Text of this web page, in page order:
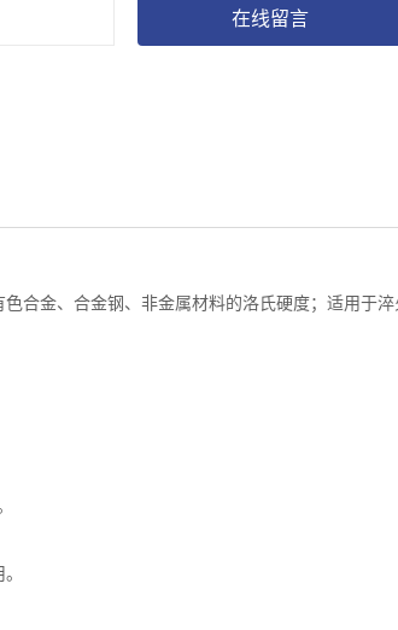
在线留言
合金、合金钢、非金属材料的洛氏硬度；适用于